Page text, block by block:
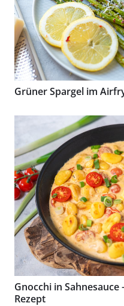
Grüner Spargel im
Gnocchi in Sahnesauce
Rezept